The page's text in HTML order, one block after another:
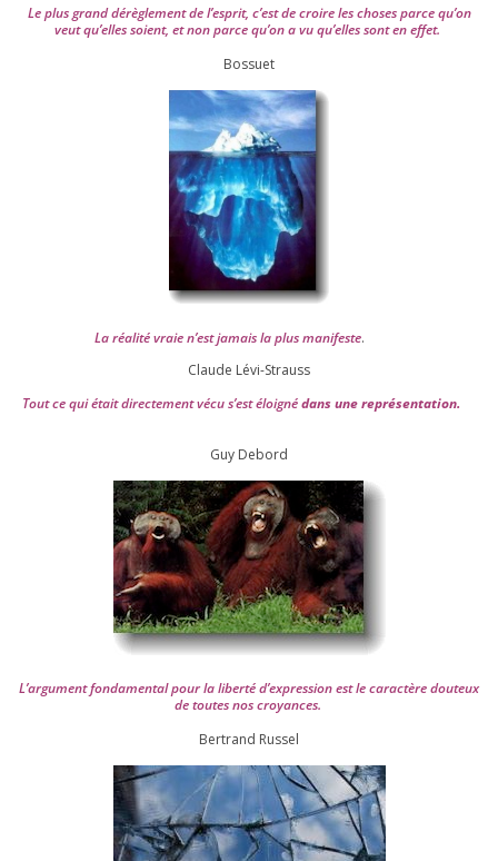
Le plus grand dérè­gle­ment de l’es­prit, c’est de croire les choses parce qu’on
veut qu’elles soient, et non parce qu’on a vu qu’elles sont en effet.
Bossuet
La réa­lité vraie n’est jamais la plus mani­feste.
Claude Lévi-Strauss
Tout ce qui était direc­te­ment vécu s’est éloi­gnédans une repré­sen­ta­tion.
Guy Debord
L’argument fon­da­men­tal pour la liber­té d’expression est le carac­tère dou­teux
de toutes nos croyances.
Ber­trand Russel